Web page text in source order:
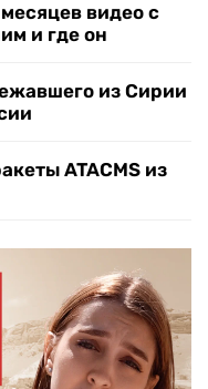
видео с
и где он
из Сирии
ATACMS из